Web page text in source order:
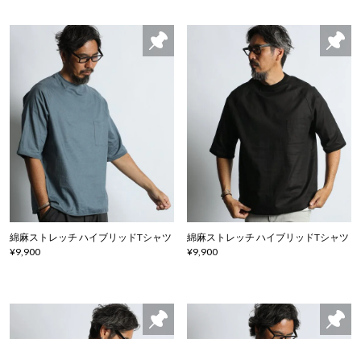
綿麻ストレッチ ハイブリッドTシャツ
¥9,900
綿麻ストレッチ ハイブリッドTシャツ
¥9,900